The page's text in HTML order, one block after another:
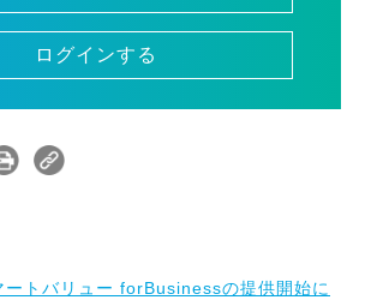
ログインする
トバリュー forBusinessの提供開始に